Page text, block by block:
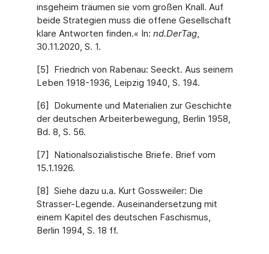
insgeheim träumen sie vom großen Knall. Auf
beide Strategien muss die offene Gesellschaft
klare Antworten finden.« In: nd.DerTag,
30.11.2020, S. 1.
[5] Friedrich von Rabenau: Seeckt. Aus seinem
Leben 1918-1936, Leipzig 1940, S. 194.
[6] Dokumente und Materialien zur Geschichte
der deutschen Arbeiterbewegung, Berlin 1958,
Bd. 8, S. 56.
[7] Nationalsozialistische Briefe. Brief vom
15.1.1926.
[8] Siehe dazu u.a. Kurt Gossweiler: Die
Strasser-Legende. Auseinandersetzung mit
einem Kapitel des deutschen Faschismus,
Berlin 1994, S. 18 ff.